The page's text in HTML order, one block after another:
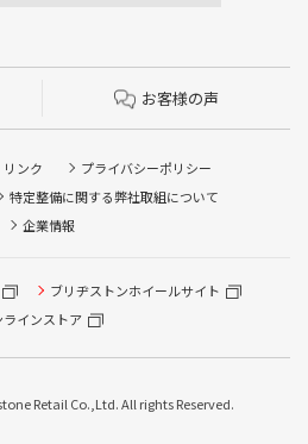
お客様の声
リンク
プライバシーポリシー
特定整備に関する弊社取組について
企業情報
ブリヂストンホイールサイト
ラインストア
Retail Co.,Ltd. All rights Reserved.
イヤ履き替え/オイル交換/その他
番待ち予約 ※クローク契約会員の